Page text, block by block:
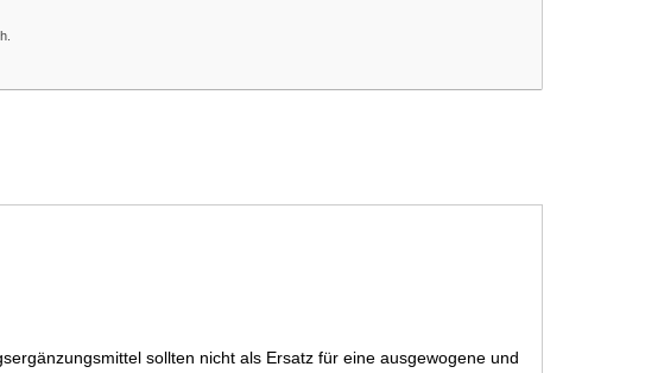
sollten nicht als Ersatz für eine ausgewogene und